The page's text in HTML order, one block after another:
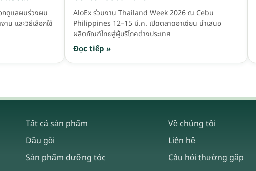
กดูแลผมร่วงผม
าน และวิธีเลือกใช้
AloEx ร่วมงาน Thailand Week 2026 ณ Cebu
Philippines 12–15 มี.ค. เปิดตลาดอาเซียน นำเสนอ
ผลิตภัณฑ์ไทยสู่ผู้บริโภคต่างประเทศ
Đọc tiếp »
Tất cả sản phẩm
Dầu gội
Sản phẩm dưỡng tóc
Về chúng tôi
Liên hệ
Câu hỏi thường gặp